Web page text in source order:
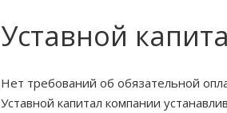
Уставной
Нет требований об обязательной
Уставной капитал компании